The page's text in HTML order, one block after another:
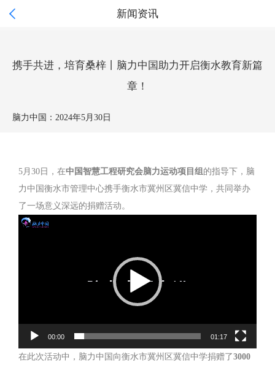
 新闻资讯
携手共进，培育桑梓丨脑力中国助力开启衡水教育新篇
章！
脑力中国： 2024年5月30日
5月30日，在中国智慧工程研究会脑力运动项目组的指导下，脑
力中国衡水市管理中心携手衡水市冀州区冀信中学，共同举办
了一场意义深远的捐赠活动。
Video
00:00 01:17
在此次活动中，脑力中国向衡水市冀州区冀信中学捐赠了3000